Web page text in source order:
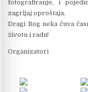
fotografiranje, i
zagrljaj oproštaja.
Dragi Bog neka čuva
životu i radu!
Organizatori